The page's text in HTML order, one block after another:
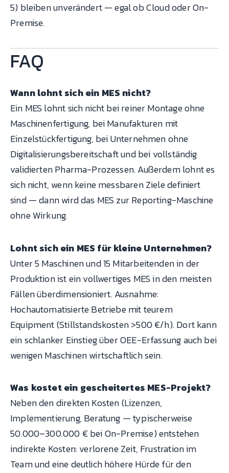
5) bleiben unverändert — egal ob Cloud oder On-
Premise.
FAQ
Wann lohnt sich ein MES nicht?
Ein MES lohnt sich nicht bei reiner Montage ohne
Maschinenfertigung, bei Manufakturen mit
Einzelstückfertigung, bei Unternehmen ohne
Digitalisierungsbereitschaft und bei vollständig
validierten Pharma-Prozessen. Außerdem lohnt es
sich nicht, wenn keine messbaren Ziele definiert
sind — dann wird das MES zur Reporting-Maschine
ohne Wirkung.
Lohnt sich ein MES für kleine Unternehmen?
Unter 5 Maschinen und 15 Mitarbeitenden in der
Produktion ist ein vollwertiges MES in den meisten
Fällen überdimensioniert. Ausnahme:
Hochautomatisierte Betriebe mit teurem
Equipment (Stillstandskosten >500 €/h). Dort kann
ein schlanker Einstieg über OEE-Erfassung auch bei
wenigen Maschinen wirtschaftlich sein.
Was kostet ein gescheitertes MES-Projekt?
Neben den direkten Kosten (Lizenzen,
Implementierung, Beratung — typischerweise
50.000–300.000 € bei On-Premise) entstehen
indirekte Kosten: verlorene Zeit, Frustration im
Team und eine deutlich höhere Hürde für den